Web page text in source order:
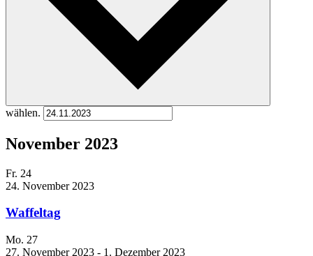
wählen.
November 2023
Fr. 24
24. November 2023
Waffeltag
Mo. 27
27. November 2023 - 1. Dezember 2023